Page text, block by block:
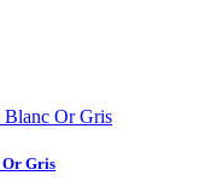
Or Gris